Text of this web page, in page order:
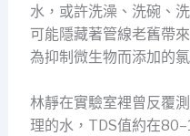
水，或許洗澡、洗碗、
可能隱藏著管線老舊帶
為抑制微生物而添加的
林靜在實驗室裡曾反覆
理的水，TDS值約在